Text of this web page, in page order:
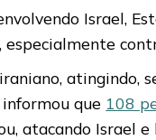
Israel,
atingindo,
informou que 108
atacando Israel